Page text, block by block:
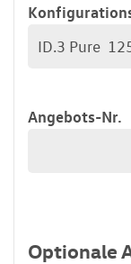
Angebots-Nr.
Optionale